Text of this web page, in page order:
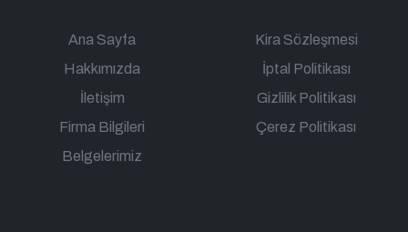
Ana Sayfa
Hakkımızda
İletişim
Firma Bilgileri
Belgelerimiz
Kira Sözleşmesi
İptal Politikası
Gizlilik Politikası
Çerez Politikası